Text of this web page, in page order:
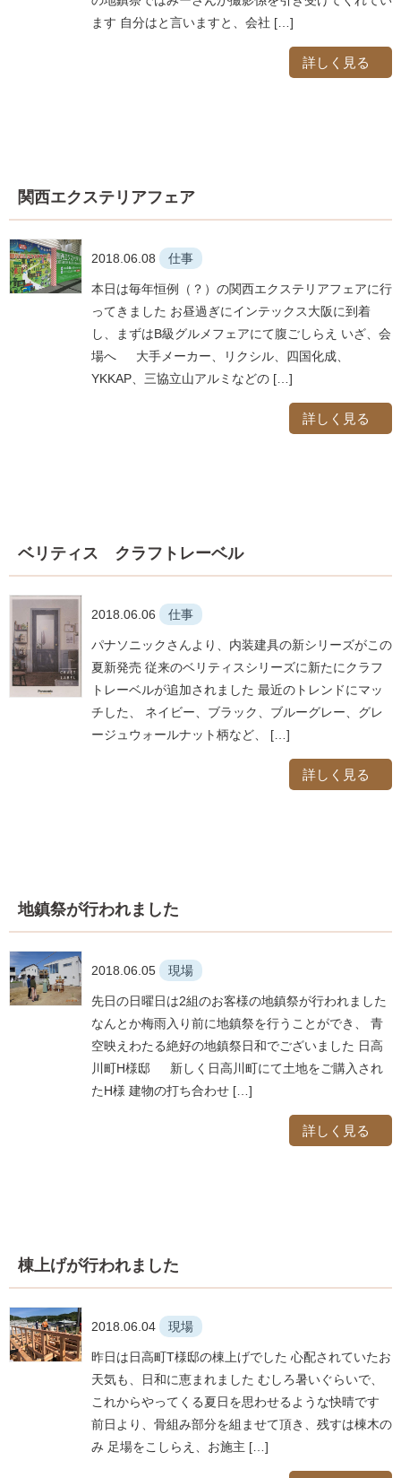
ます 自分はと言いますと、会社 […]
詳しく見る
関西エクステリアフェア
2018.06.08 仕事
本日は毎年恒例（？）の関西エクステリアフェアに行
ってきました お昼過ぎにインテックス大阪に到着
し、まずはB級グルメフェアにて腹ごしらえ いざ、会
場へ 大手メーカー、リクシル、四国化成、
YKKAP、三協立山アルミなどの […]
詳しく見る
ベリティス クラフトレーベル
2018.06.06 仕事
パナソニックさんより、内装建具の新シリーズがこの
夏新発売 従来のベリティスシリーズに新たにクラフ
トレーベルが追加されました 最近のトレンドにマッ
チした、 ネイビー、ブラック、ブルーグレー、グレ
ージュウォールナット柄など、 […]
詳しく見る
地鎮祭が行われました
2018.06.05 現場
先日の日曜日は2組のお客様の地鎮祭が行われました
なんとか梅雨入り前に地鎮祭を行うことができ、 青
空映えわたる絶好の地鎮祭日和でございました 日高
川町H様邸 新しく日高川町にて土地をご購入され
たH様 建物の打ち合わせ […]
詳しく見る
棟上げが行われました
2018.06.04 現場
昨日は日高町T様邸の棟上げでした 心配されていたお
天気も、日和に恵まれました むしろ暑いぐらいで、
これからやってくる夏日を思わせるような快晴です
前日より、骨組み部分を組ませて頂き、残すは棟木の
み 足場をこしらえ、お施主 […]